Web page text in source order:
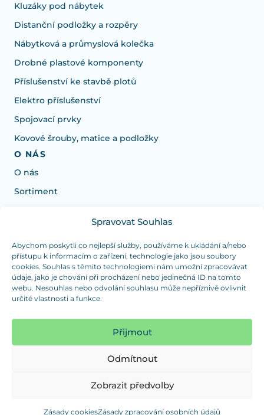
Spravovat Souhlas
Abychom poskytli co nejlepší služby, používáme k ukládání a/nebo
přístupu k informacím o zařízení, technologie jako jsou soubory
cookies. Souhlas s těmito technologiemi nám umožní zpracovávat
údaje, jako je chování při procházení nebo jedinečná ID na tomto
webu. Nesouhlas nebo odvolání souhlasu může nepříznivě ovlivnit
určité vlastnosti a funkce.
Přijmout
Odmítnout
Zobrazit předvolby
Zásady cookiesZásady zpracování osobních údajů
Kluzáky pod nábytek
Distanční podložky a rozpěry
Nábytková a průmyslová kolečka
Drobné plastové komponenty
Příslušenství ke stavbě plotů
Elektro příslušenství
Spojovací prvky
Kovové šrouby, matice a podložky
O NÁS
O nás
Sortiment
Potřebujete poradit s výběrem?
Jsme tu pro vás Pondělí-Čtvrtek od: 7:30 - 15:30 hodin
a Pátek od 7:30 - 14:30 hodin
info@dualpraha.cz +420 725 802 767
(platba pouze v hotovosti)
Jsme tu pro vás Pondělí-Čtvrtek od: 7:30 - 15:30 hodin